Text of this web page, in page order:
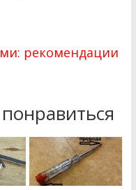
рекомендации